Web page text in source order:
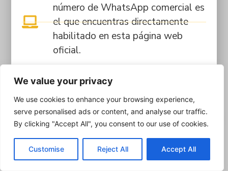
We value your privacy
We use cookies to enhance your browsing experience,
serve personalised ads or content, and analyse our traffic.
By clicking "Accept All", you consent to our use of cookies.
Customise Reject All Accept All
número de WhatsApp comercial es
el que encuentras directamente
habilitado en esta página web
oficial.
Pagos Seguros:
exclusivamente en nuestras sedes
físicas o mediante la plataforma
estudiantil Q10. Si realizas
transferencias bancarias (ej.
Bancolombia), la cuenta SIEMPRE